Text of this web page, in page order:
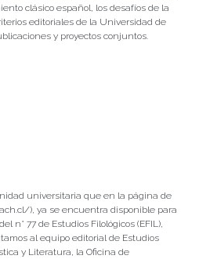
clásico español, los desafíos de la
editoriales de la Universidad de
y proyectos conjuntos.
universitaria que en la página de
), ya se encuentra disponible para
n° 77 de Estudios Filológicos (EFIL),
al equipo editorial de Estudios
y Literatura, la Oficina de